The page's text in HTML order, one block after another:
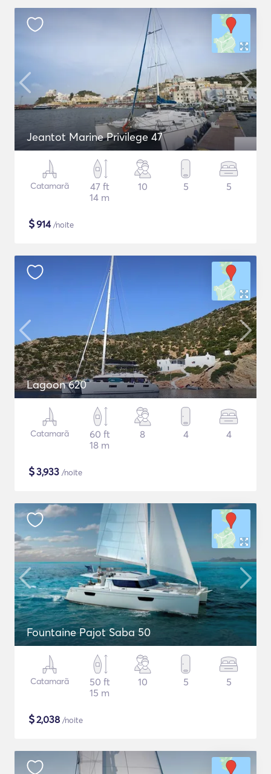
Jeantot Marine Privilege 47
Catamarã
47 ft
14 m
10 5 5
$914/noite
Lagoon 620
Catamarã
60 ft
18 m
8 4 4
$3,933 /noite
Fountaine Pajot Saba 50
Catamarã
50 ft
15 m
10 5 5
$2,038 /noite